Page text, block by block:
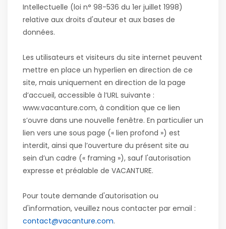
Intellectuelle (loi n° 98-536 du 1er juillet 1998)
relative aux droits d'auteur et aux bases de
données.
Les utilisateurs et visiteurs du site internet peuvent
mettre en place un hyperlien en direction de ce
site, mais uniquement en direction de la page
d’accueil, accessible à l’URL suivante :
www.vacanture.com, à condition que ce lien
s’ouvre dans une nouvelle fenêtre. En particulier un
lien vers une sous page (« lien profond ») est
interdit, ainsi que l’ouverture du présent site au
sein d’un cadre (« framing »), sauf l'autorisation
expresse et préalable de VACANTURE.
Pour toute demande d'autorisation ou
d'information, veuillez nous contacter par email :
contact@vacanture.com.